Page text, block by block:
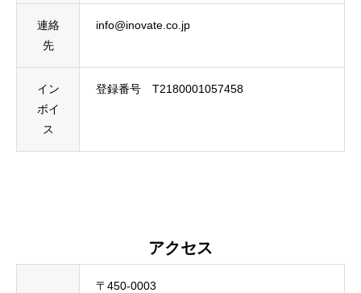
連絡
先
info@inovate.co.jp
イン
ボイ
ス
登録番号 T2180001057458
アクセス
〒450-0003